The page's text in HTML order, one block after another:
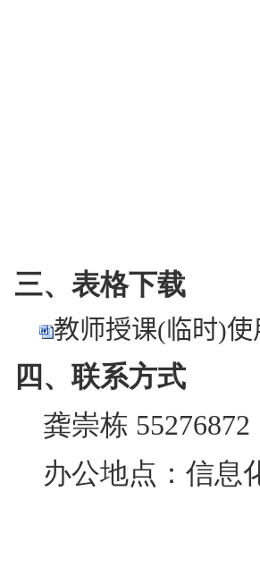
三、表格下载
教师授课(临时)
四、联系方式
龚崇栋 55276872
办公地点：信息